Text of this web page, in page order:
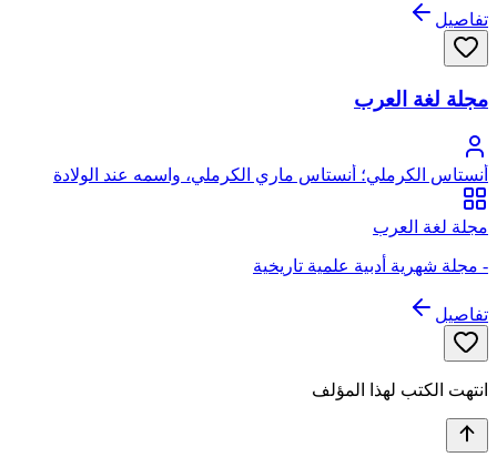
تفاصيل
مجلة لغة العرب
أنستاس الكرملي؛ أنستاس ماري الكرملي، واسمه عند الولادة
بطرس بن جبرائيل يوسف عواد
مجلة لغة العرب
- مجلة شهرية أدبية علمية تاريخية
تفاصيل
انتهت الكتب لهذا المؤلف